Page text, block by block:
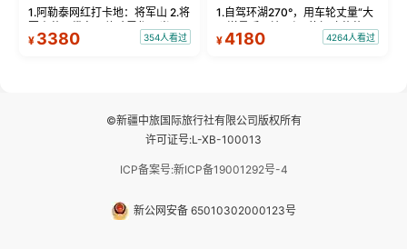
1.阿勒泰网红打卡地：将军山 2.将
军山落日缆车，体验雪都风光 3.
将军山，夕阳派对，蹦迪party 4.
¥ 3380 354人看过
1.自驾环湖270°，用车轮丈量“大
西洋最后一滴眼泪”的极致蔚蓝，
让雪山、花海与深邃湖水在转弯
¥4180 4264人看过
©新疆中旅国际旅行社有限公司版权所有
许可证号:L-XB-100013
ICP备案号:新ICP备19001292号-4
新公网安备 65010302000123号